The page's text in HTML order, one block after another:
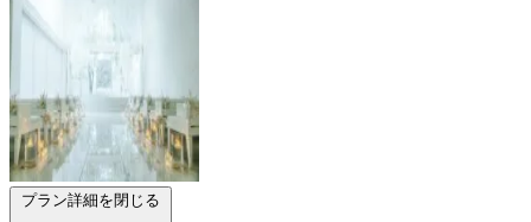
プラン詳細を閉じる